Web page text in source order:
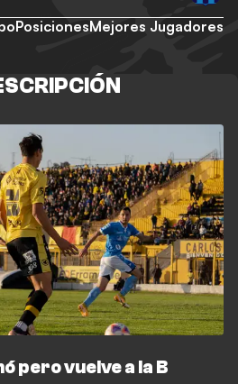
PosicionesMejores Jugadores
pero vuelve a la B